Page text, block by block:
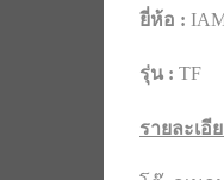
ยี่ห้อ :
รุ่น : TF
รายละเอี